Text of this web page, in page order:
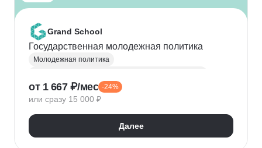
Grand School
Государственная молодежная политика
Молодежная политика
от 1 667 ₽/мес -24%
или сразу 15 000 ₽
Далее